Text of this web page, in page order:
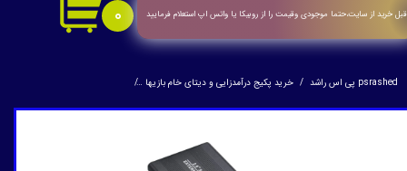
۰ قبل خرید از سایت،حتما موجودی وقیمت را از روبیکا یا واتس اپ استعلام فرمایید
psrashed پی اس راشد خرید پکیج درآمدزایی و دیتای خام بازیها